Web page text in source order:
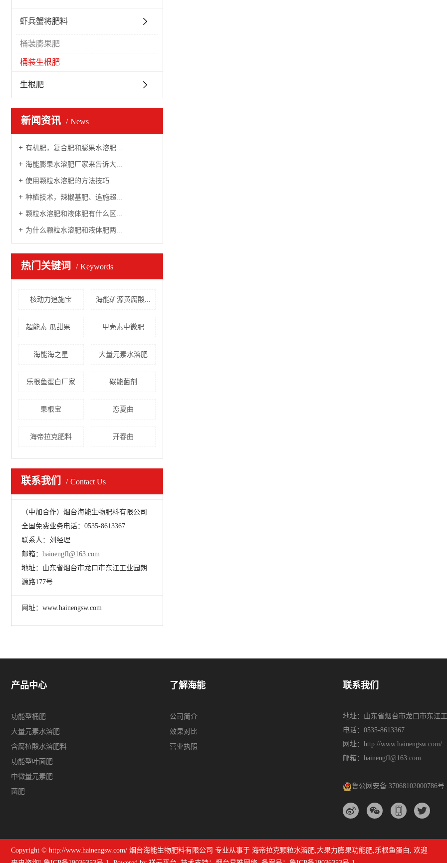
虾兵蟹将肥料
桶装膨果肥
桶装生根肥
生根肥
新闻资讯 News
有机肥，复合肥和膨果水溶肥...
海能膨果水溶肥厂家来告诉大...
使用颗粒水溶肥的方法技巧
种植技术，辣椒基肥、追施超...
颗粒水溶肥和液体肥有什么区...
为什么颗粒水溶肥和液体肥两...
热门关键词 Keywords
核动力追施宝 海能矿源黄腐酸...
超能素·瓜甜果... 甲壳素中微肥
海能海之星 大量元素水溶肥
乐根鱼蛋白厂家 碳能菌剂
果根宝 恋夏曲
海帝拉克肥料 开春曲
联系我们 Contact Us
（中加合作）烟台海能生物肥料有限公司
全国免费业务电话：0535-8613367
联系人：刘经理
邮箱： hainengfl@163.com
地址：山东省烟台市龙口市东江工业园朗
源路177号
网址：www.hainengsw.com
产品中心
功能型桶肥
大量元素水溶肥
含腐植酸水溶肥料
功能型叶面肥
中微量元素肥
菌肥
了解海能
公司简介
效果对比
营业执照
联系我们
地址：山东省烟台市龙口市东江
电话：0535-8613367
网址：http://www.hainengsw.com/
邮箱：hainengfl@163.com
鲁公网安备 37068102000786号
Copyright © http://www.hainengsw.com/ 烟台海能生物肥料有限公司 专业从事于 海帝拉克颗粒水溶肥 大果力膨果功能肥 乐根鱼蛋白
, 欢迎